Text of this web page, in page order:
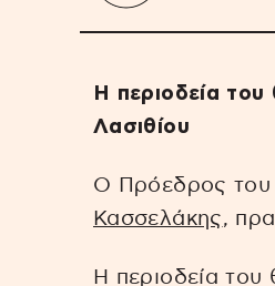
Η περιοδεία του
Λασιθίου
Ο Πρόεδρος του
Κασσελάκης,
Η περιοδεία του